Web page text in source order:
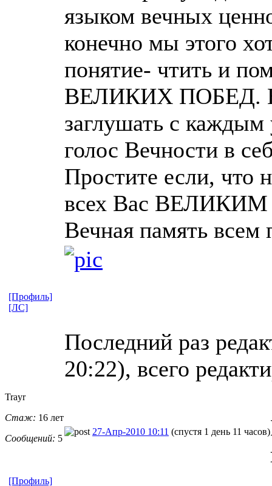
языком вечных
конечно мы этого
понятие- чтить и
ВЕЛИКИХ ПОБЕД.
заглушать с каждым
голос Вечности в
Простите если, что
всех Вас
Вечная память
Последний раз
20:22), всего
[Профиль]
[ЛС]
Trayr
Стаж: 16 лет
Сообщений: 5
27-Апр-2010 10:11 (спустя 1 день 11 часов)
[Профиль]